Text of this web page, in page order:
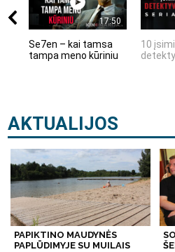
17:50
Se7en – kai tamsa
tampa meno kūriniu
10
AKTUALIJOS
PAPIKTINO MAUDYNĖS
PAPLŪDIMYJE SU MUILAIS